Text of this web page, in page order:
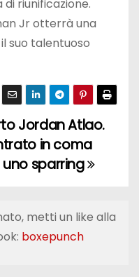
di riunificazione.
Jr otterrà una
suo talentuoso
Jordan Atlao.
in coma
sparring
metti un like alla
boxepunch